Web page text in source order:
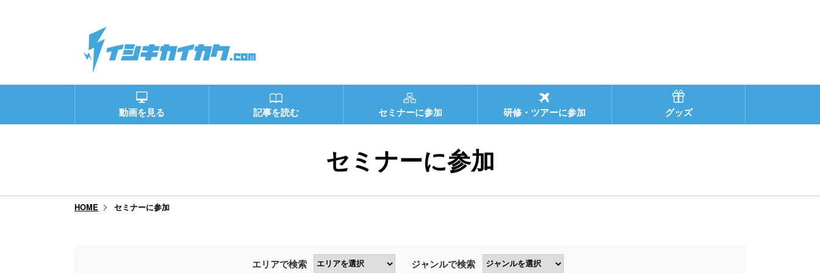
動画を見る 記事を読む セミナーに参加 研修・ツアーに参加 グッズ
セミナーに参加
HOME セミナーに参加
エリアで検索 ジャンルで検索